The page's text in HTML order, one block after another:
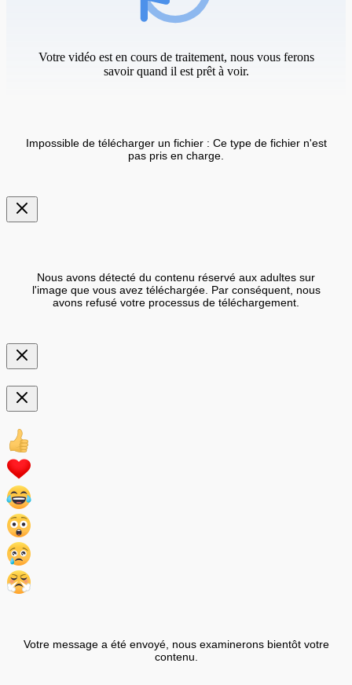
Votre vidéo est en cours de traitement, nous vous ferons
savoir quand il est prêt à voir.
Impossible de télécharger un fichier : Ce type de fichier n'est
pas pris en charge.
Nous avons détecté du contenu réservé aux adultes sur
l'image que vous avez téléchargée. Par conséquent, nous
avons refusé votre processus de téléchargement.
Votre message a été envoyé, nous examinerons bientôt votre
contenu.